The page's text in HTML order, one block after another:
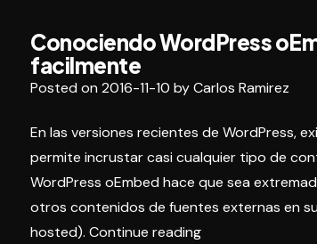
Conociendo WordPress
facilmente
Posted on 2016-11-10 byCarlos Ramirez
En las versiones recientes de WordPress,
permite incrustar casi cualquier tipo de
WordPress oEmbed hace que sea
otros contenidos de fuentes externas en
hosted). Continue reading«Conociendo